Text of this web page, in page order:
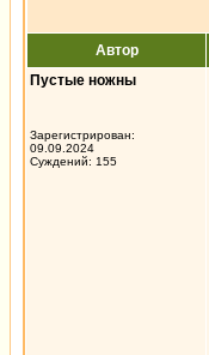
Автор
Пустые ножны
Зарегистрирован:
09.09.2024
Суждений: 155